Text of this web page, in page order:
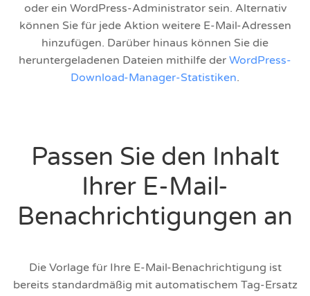
oder ein WordPress-Administrator sein. Alternativ
können Sie für jede Aktion weitere E-Mail-Adressen
hinzufügen. Darüber hinaus können Sie die
heruntergeladenen Dateien mithilfe der WordPress-
Download-Manager-Statistiken.
Passen Sie den Inhalt
Ihrer E-Mail-
Benachrichtigungen an
Die Vorlage für Ihre E-Mail-Benachrichtigung ist
bereits standardmäßig mit automatischem Tag-Ersatz